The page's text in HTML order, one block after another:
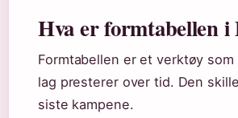
Hva er formtabellen i
Formtabellen er et verktøy
lag presterer over tid. Den
siste kampene.